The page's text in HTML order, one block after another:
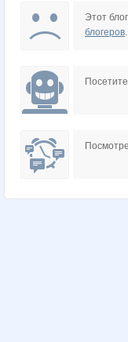
Этот
блогеров.